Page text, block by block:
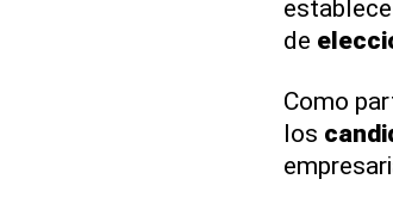
de
Como
los